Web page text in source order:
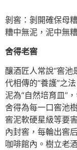
剝窖：剝開確保母
糟中無泥，泥中無
舍得老窖
釀酒匠人常說“窖池
代相傳的“養護”之
泥為“自然培育皿”
舍得為每一口窖池
窖泥軟硬星級等要
內封窖，每輪出窖
咖啡館內。樹立老